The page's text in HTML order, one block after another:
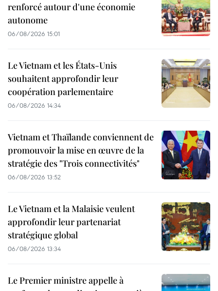
renforcé autour d'une économie
autonome
06/08/2026 15:01
Le Vietnam et les États-Unis
souhaitent approfondir leur
coopération parlementaire
06/08/2026 14:34
Vietnam et Thaïlande conviennent de
promouvoir la mise en œuvre de la
stratégie des "Trois connectivités"
06/08/2026 13:52
Le Vietnam et la Malaisie veulent
approfondir leur partenariat
stratégique global
06/08/2026 13:34
Le Premier ministre appelle à